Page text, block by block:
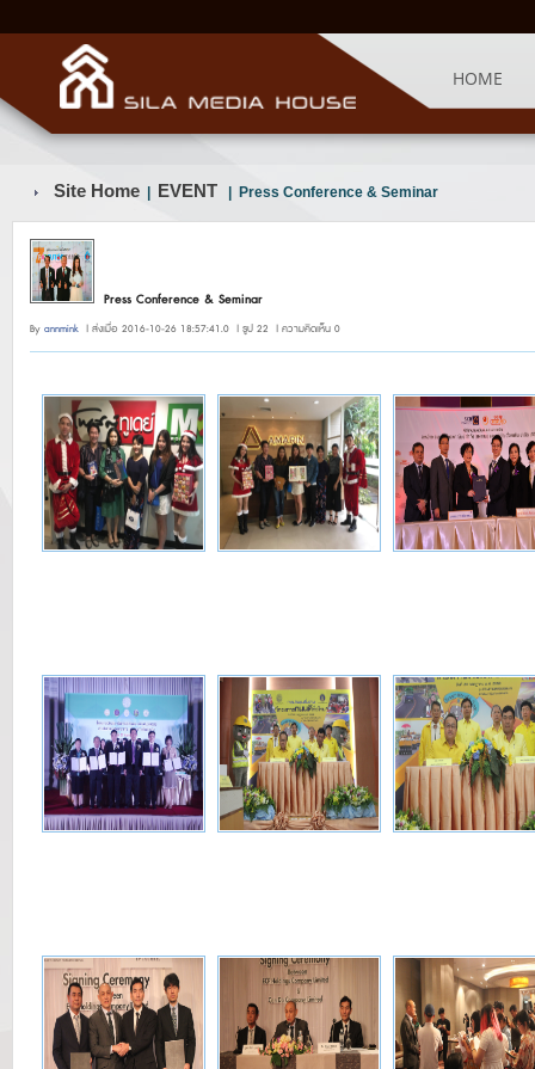
HOME
Site Home EVENT | Press Conference & Seminar
Press Conference & Seminar
By annmink | ส่งเมื่อ 2016-10-26 18:57:41.0 | รูป 22 | ความคิดเห็น 0